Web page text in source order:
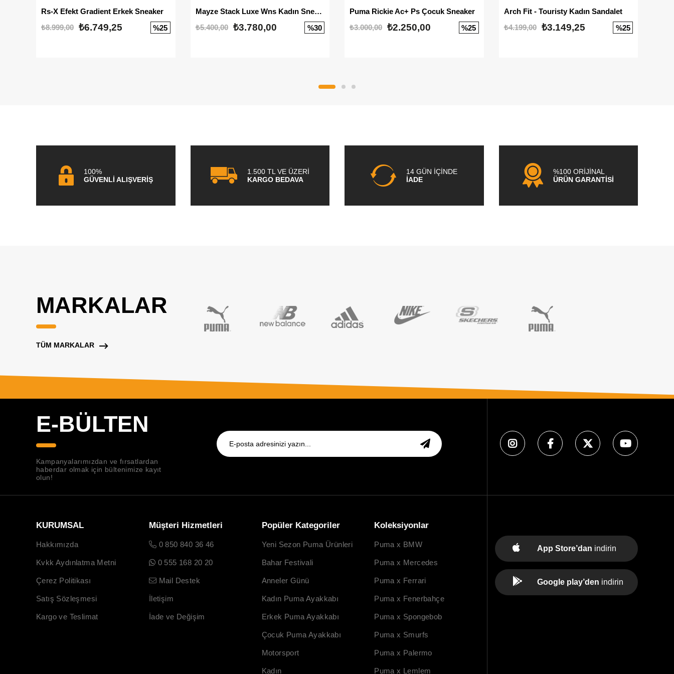
Rs-X Efekt Gradient Erkek Sneaker
₺8.999,00 ₺6.749,25 %25
Mayze Stack Luxe Wns Kadın Sneaker
₺5.400,00
₺3.780,00 %30
Puma Rickie Ac+ Ps Çocuk Sneaker
₺3.000,00 ₺2.250,00 %25
Arch Fit - Touristy Kadın Sandalet
₺4.199,00
₺3.149,25 %25
100%
GÜVENLİ ALIŞVERİŞ
1.500 TL VE ÜZERİ
KARGO BEDAVA
14 GÜN İÇİNDE
İADE
%100 ORİJİNAL
ÜRÜN GARANTİSİ
MARKALAR
TÜM MARKALAR
E-BÜLTEN
Kampanyalarımızdan ve fırsatlardan
haberdar olmak için bültenimize kayıt
olun!
KURUMSAL
Hakkımızda
Kvkk Aydınlatma Metni
Çerez Politikası
Satış Sözleşmesi
Kargo ve Teslimat
Müşteri Hizmetleri
0 850 840 36 46
0 555 168 20 20
Mail Destek
İletişim
İade ve Değişim
Popüler Kategoriler
Yeni Sezon Puma Ürünleri
Bahar Festivali
Anneler Günü
Kadın Puma Ayakkabı
Erkek Puma Ayakkabı
Çocuk Puma Ayakkabı
Motorsport
Kadın
Koleksiyonlar
Puma x BMW
Puma x Mercedes
Puma x Ferrari
Puma x Fenerbahçe
Puma x Spongebob
Puma x Smurfs
Puma x Palermo
Puma x Lemlem
App Store’dan indirin
Google play’den indirin